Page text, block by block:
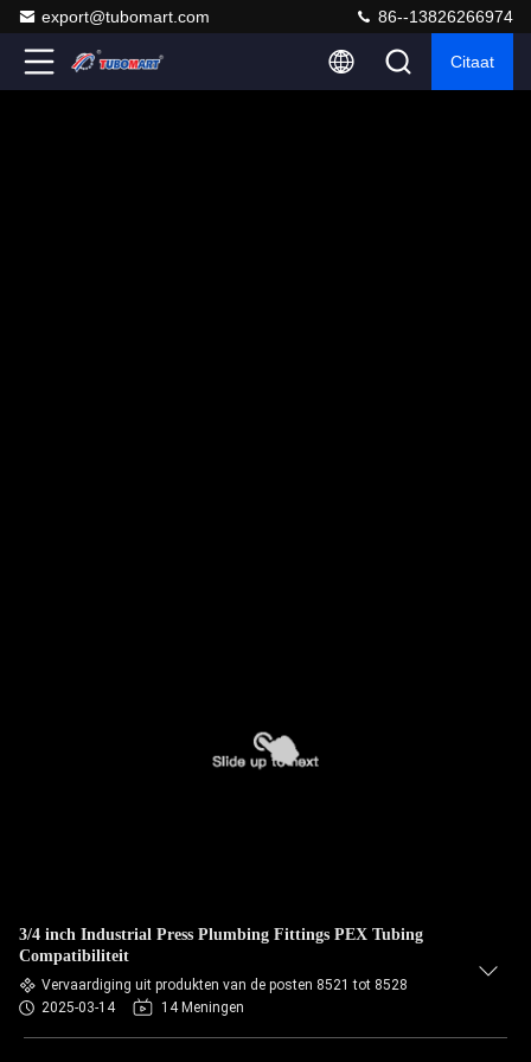
export@tubomart.com 86--13826266974
Citaat
3/4 inch Industrial Press Plumbing Fittings PEX Tubing
Compatibiliteit
Vervaardiging uit produkten van de posten 8521 tot 8528
2025-03-14
14 Meningen